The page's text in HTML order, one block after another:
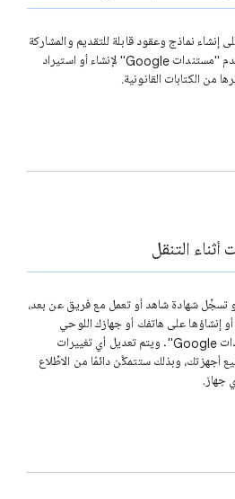
نماذج وعقود قابلة للتقديم والمشاركة
بما يلبي متطلباتك. استخدم "مستندات Google" لإنشاء أو استيراد
من الكتابات القانونية.
التنقل
تسجِّل شهادة شاهد أو تعمل مع فريق عن بعد،
إنشاؤها على هاتفك أو جهازك اللوحي
باستخدام تطبيق "مستندات Google". ويتم تعديل أي تغييرات
أجهزتك، وبذلك ستتمكَّن دائمًا من الاطِّلاع
جهاز.